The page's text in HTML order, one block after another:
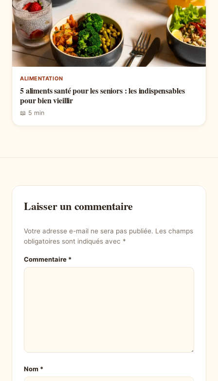
ALIMENTATION
5 aliments santé pour les seniors : les indispensables
pour bien vieillir
📖 5 min
Laisser un commentaire
Votre adresse e-mail ne sera pas publiée. Les champs
obligatoires sont indiqués avec *
Commentaire *
Nom *